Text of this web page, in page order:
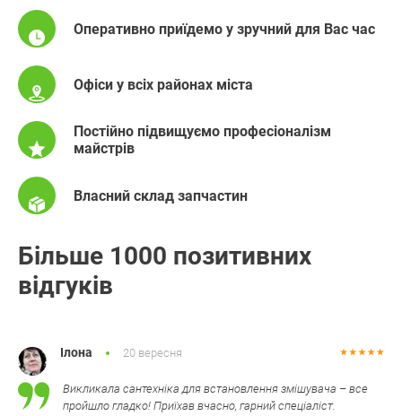
Оперативно приїдемо у зручний для Вас час
Офіси у всіх районах міста
Постійно підвищуємо професіоналізм
майстрів
Власний склад запчастин
Більше 1000 позитивних
відгуків
Ілона 20 вересня
Викликала сантехніка для встановлення змішувача – все
пройшло гладко! Приїхав вчасно, гарний спеціаліст.